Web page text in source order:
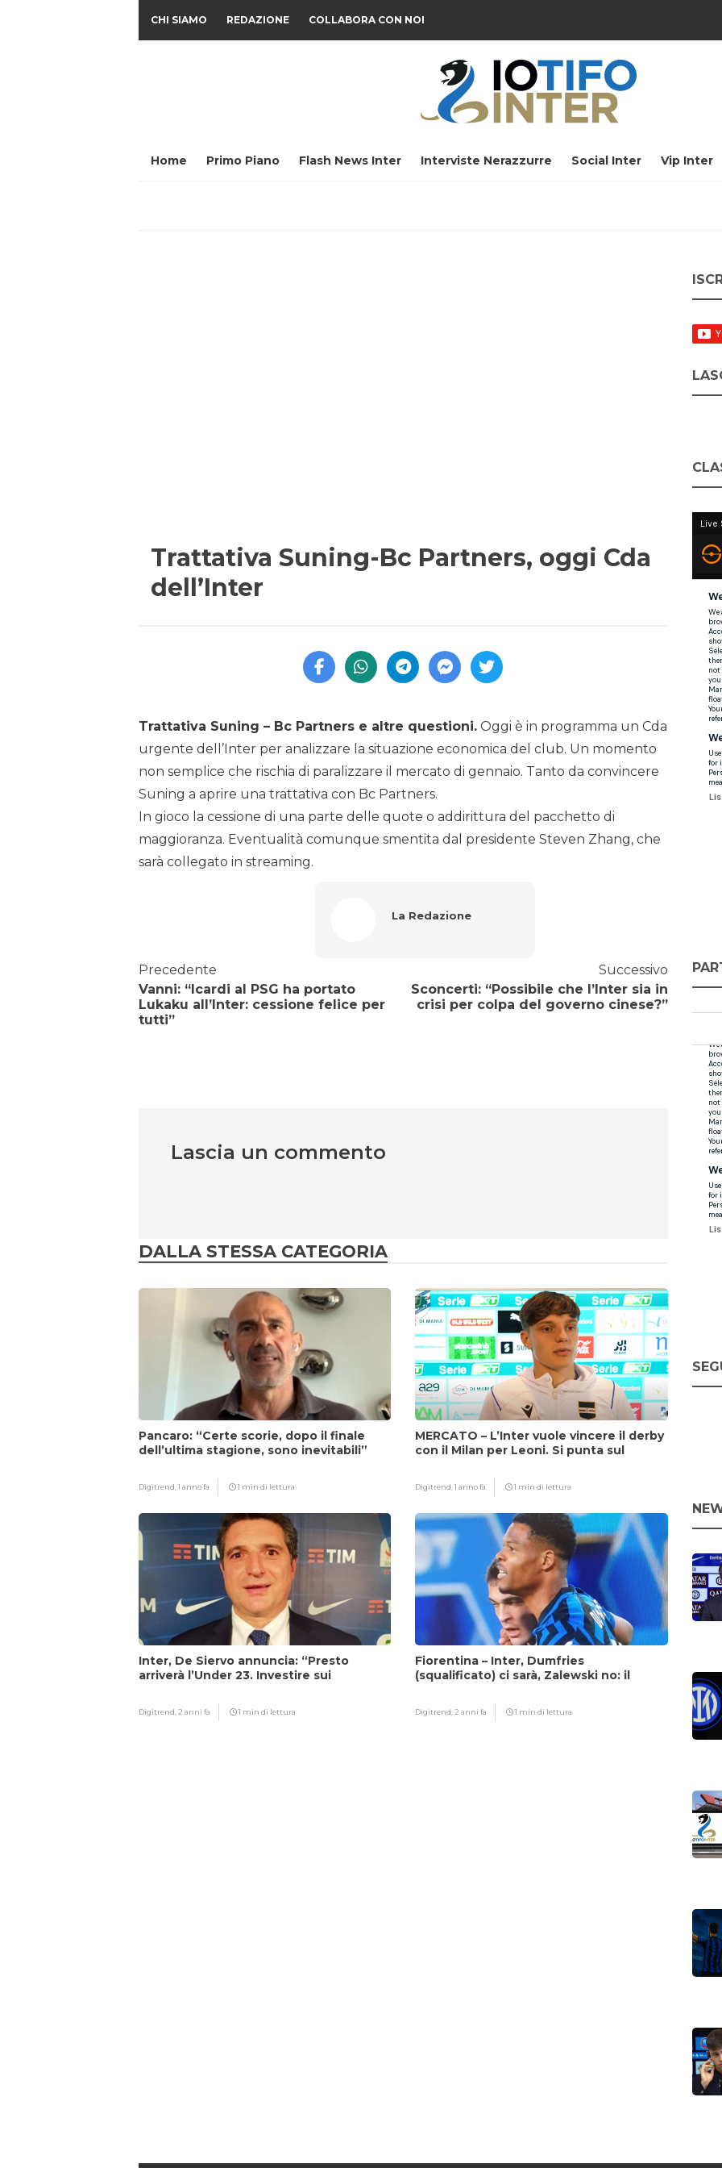
CHI SIAMO REDAZIONE COLLABORA CON NOI
Home Primo Piano Flash News Inter Interviste Nerazzurre Social Inter Vip Inter
Trattativa Suning-Bc Partners, oggi Cda
dell’Inter
Trattativa Suning – Bc Partners e altre questioni. Oggi è in programma un Cda
urgente dell’Inter per analizzare la situazione economica del club. Un momento
non semplice che rischia di paralizzare il mercato di gennaio. Tanto da convincere
Suning a aprire una trattativa con Bc Partners.
In gioco la cessione di una parte delle quote o addirittura del pacchetto di
maggioranza. Eventualità comunque smentita dal presidente Steven Zhang, che
sarà collegato in streaming.
La Redazione
Precedente
Vanni: “Icardi al PSG ha portato
Lukaku all’Inter: cessione felice per
tutti”
Successivo
Sconcerti: “Possibile che l’Inter sia in
crisi per colpa del governo cinese?”
Lascia un commento
DALLA STESSA CATEGORIA
Pancaro: “Certe scorie, dopo il finale
dell’ultima stagione, sono inevitabili”
Digitrend,1 anno fa 1 min di lettura
MERCATO – L’Inter vuole vincere il derby
con il Milan per Leoni. Si punta sul
Digitrend,1 anno fa 1 min di lettura
Inter, De Siervo annuncia: “Presto
arriverà l’Under 23. Investire sui
Digitrend,2 anni fa 1 min di lettura
Fiorentina – Inter, Dumfries
(squalificato) ci sarà, Zalewski no: il
Digitrend,2 anni fa 1 min di lettura